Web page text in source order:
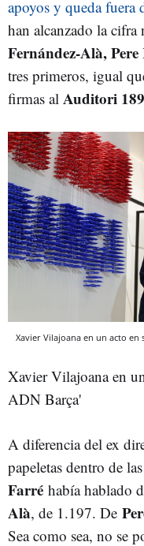
apoyos y queda fuera
han alcanzado la cifra
Fernández-Alà, Pere
tres primeros, igual
firmas al Auditori
Xavier Vilajoana en un acto en
Xavier Vilajoana en
ADN Barça'
A diferencia del ex
papeletas dentro de
Farré había hablado
Alà, de 1.197. De
Sea como sea, no se